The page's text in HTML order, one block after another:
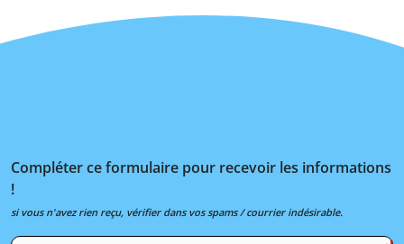
Compléter ce formulaire pour recevoir les informations
!
si vous n'avez rien reçu, vérifier dans vos spams / courrier indésirable.